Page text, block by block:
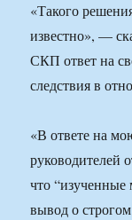
«Такого
известно», —
СКП ответ на
следствия в
«В ответе на
руководителей
что “изученные
вывод о